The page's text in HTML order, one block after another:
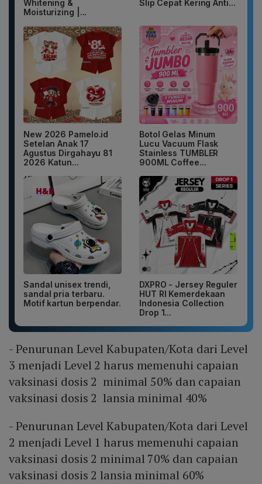
Whitening &
Moisturizing |...
Slip Cepat Kering Anti...
New 2026 Pamelo.id
Setelan Anak 17
Agustus Dirgahayu 81
2026 Katun...
Botol Gelas Minum
Lucu Vacuum Flask
Stainless TUMBLER
900ML Coffee...
Sandal unisex trendi,
sandal pria terbaru.
Motif kartun berpendar.
DXPRO - Jersey Reguler
HUT RI Kemerdekaan
Indonesia Collection
Drop 1...
- Penurunan Level Kabupaten/Kota dari Level
3 menjadi Level 2 harus memenuhi capaian
vaksinasi dosis 2 minimal 50% dan capaian
vaksinasi dosis 2 lansia minimal 40%
- Penurunan Level Kabupaten/Kota dari Level
2 menjadi Level 1 harus memenuhi capaian
vaksinasi dosis 2 minimal 70% dan capaian
vaksinasi dosis 2 lansia minimal 60%